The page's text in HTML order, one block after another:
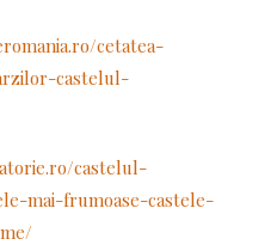
cetatea-
castelul-
castelul-
mai-frumoase-castele-